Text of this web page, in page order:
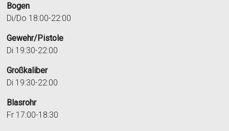
Bogen
Di/Do 18:00-22:00
Gewehr/Pistole
Di 19:30-22:00
Großkaliber
Di 19:30-22:00
Blasrohr
Fr 17:00-18:30